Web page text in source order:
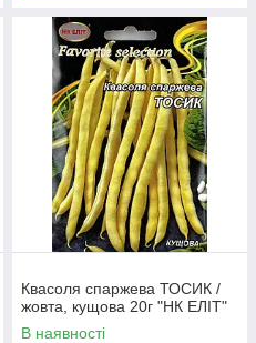
Квасоля спаржева ТОСИК /
жовта, кущова 20г "НК ЕЛІТ"
В наявності